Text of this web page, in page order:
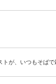
が、いつもそば